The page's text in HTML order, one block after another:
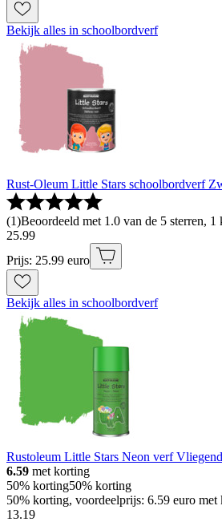
Bekijk alles in schoolbordverf
Rust-Oleum Little Stars schoolbordverf
(1)Beoordeeld met 1.0 van de 5 sterren,
25.99
Prijs: 25.99 euro
Bekijk alles in schoolbordverf
Rustoleum Little Stars Neon verf
6.59 met korting
50% korting50% korting
50% korting, voordeelprijs: 6.59 euro met
13.19